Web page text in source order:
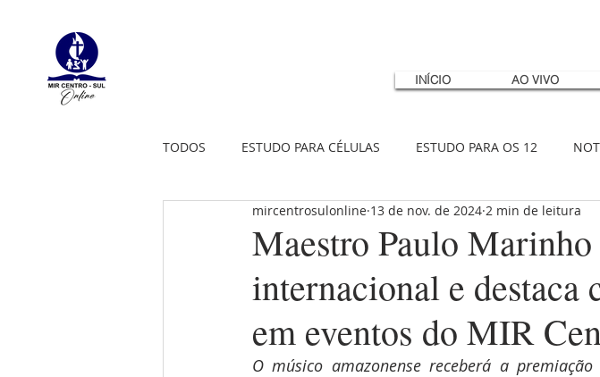
INÍCIO AO VIVO
TODOS ESTUDO PARA CÉLULAS ESTUDO PARA OS 12
Maestro Paulo
internacional e
em eventos do MIR
mircentrosulonline 13 de nov. de 2024 2 min de leitura
O músico amazonense receberá a